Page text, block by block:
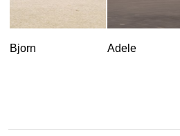
Bjorn Adele